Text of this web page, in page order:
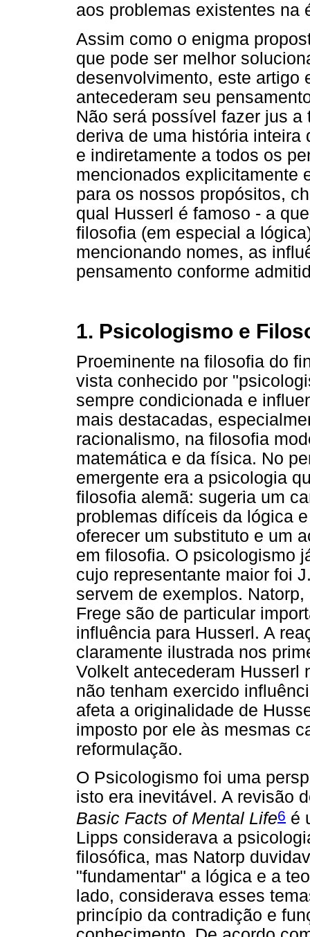
aos problemas existentes na
Assim como o enigma
que pode ser melhor
desenvolvimento, este artigo
antecederam seu
Não será possível fazer jus
deriva de uma história
e indiretamente a todos os
mencionados explicitamente
para os nossos propósitos,
qual Husserl é famoso - a
filosofia (em especial a
mencionando nomes, as
pensamento conforme
1. Psicologismo e
Proeminente na filosofia do
vista conhecido por
sempre condicionada e
mais destacadas,
racionalismo, na filosofia
matemática e da física. No
emergente era a psicologia
filosofia alemã: sugeria um
problemas difíceis da lógica
oferecer um substituto e um
em filosofia. O psicologismo
cujo representante maior foi
servem de exemplos.
Frege são de particular
influência para Husserl. A
claramente ilustrada nos
Volkelt antecederam Husserl
não tenham exercido
afeta a originalidade de
imposto por ele às mesmas
reformulação.
O Psicologismo foi uma
isto era inevitável. A revisão
Basic Facts of Mental Life6 é
Lipps considerava a
filosófica, mas Natorp
"fundamentar" a lógica e a
lado, considerava esses
princípio da contradição e